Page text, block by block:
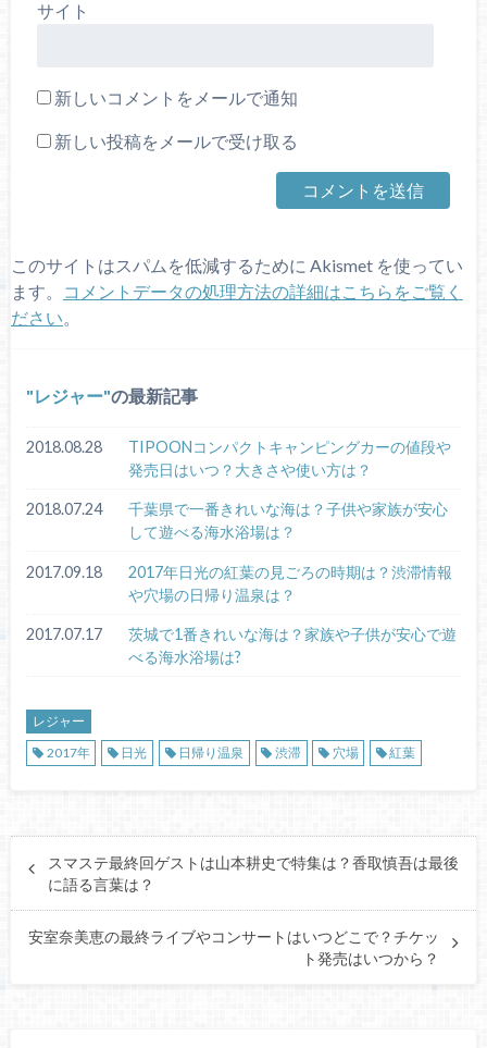
サイト
新しいコメントをメールで通知
新しい投稿をメールで受け取る
このサイトはスパムを低減するために Akismet を使ってい
ます。
コメントデータの処理方法の詳細はこちらをご覧く
ださい。
レジャー の最新記事
2018.08.28
TIPOONコンパクトキャンピングカーの値段や
発売日はいつ？大きさや使い方は？
2018.07.24
千葉県で一番きれいな海は？子供や家族が安心
して遊べる海水浴場は？
2017.09.18
2017年日光の紅葉の見ごろの時期は？渋滞情報
や穴場の日帰り温泉は？
2017.07.17
茨城で1番きれいな海は？家族や子供が安心で遊
べる海水浴場は?
レジャー
2017年
日光 日帰り温泉 渋滞 穴場 紅葉
スマステ最終回ゲストは山本耕史で特集は？香取慎吾は最後
に語る言葉は？
安室奈美恵の最終ライブやコンサートはいつどこで？チケッ
ト発売はいつから？